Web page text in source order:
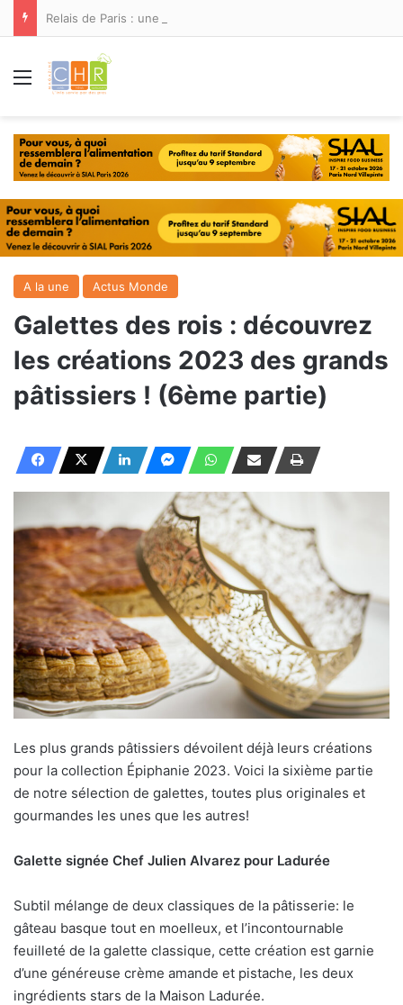
Menu
A la une Actus Monde
Galettes des rois : découvrez
les créations 2023 des grands
pâtissiers ! (6ème partie)
Les plus grands pâtissiers dévoilent déjà leurs créations
pour la collection Épiphanie 2023. Voici la sixième partie
de notre sélection de galettes, toutes plus originales et
gourmandes les unes que les autres!
Galette signée Chef Julien Alvarez pour Ladurée
Subtil mélange de deux classiques de la pâtisserie: le
gâteau basque tout en moelleux, et l’incontournable
feuilleté de la galette classique, cette création est garnie
d’une généreuse crème amande et pistache, les deux
ingrédients stars de la Maison Ladurée.